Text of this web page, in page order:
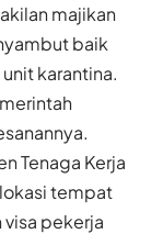
majikan
baik
karantina.
Tenaga Kerja
tempat
pekerja